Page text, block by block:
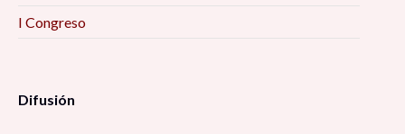
I Congreso
Difusión